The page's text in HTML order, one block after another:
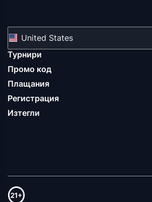
United States
Турнири
Промо код
Плащания
Регистрация
Изтегли